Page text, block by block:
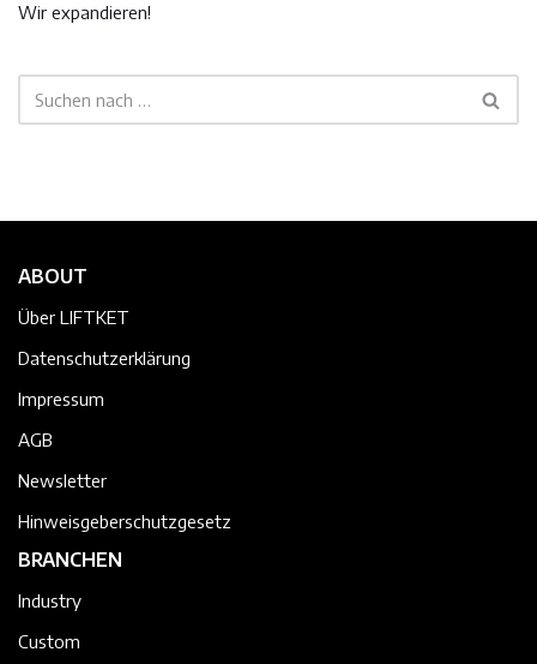
Wir expandieren!
ABOUT
Über LIFTKET
Datenschutzerklärung
Impressum
AGB
Newsletter
Hinweisgeberschutzgesetz
BRANCHEN
Industry
Custom